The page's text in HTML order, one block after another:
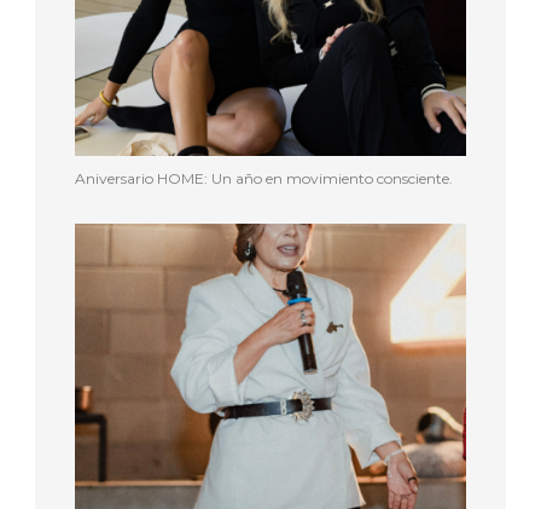
Aniversario HOME: Un año en movimiento consciente.